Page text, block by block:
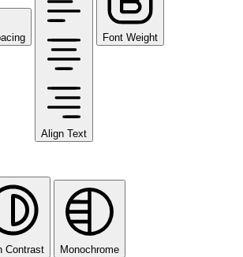
Align Text
Font Weight
Contrast Monochrome